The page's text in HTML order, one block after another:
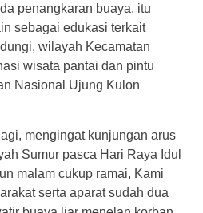
penangkaran buaya, itu
sebagai edukasi terkait
wilayah Kecamatan
wisata pantai dan pintu
Nasional Ujung Kulon
mengingat kunjungan arus
Sumur pasca Hari Raya Idul
malam cukup ramai, Kami
serta aparat sudah dua